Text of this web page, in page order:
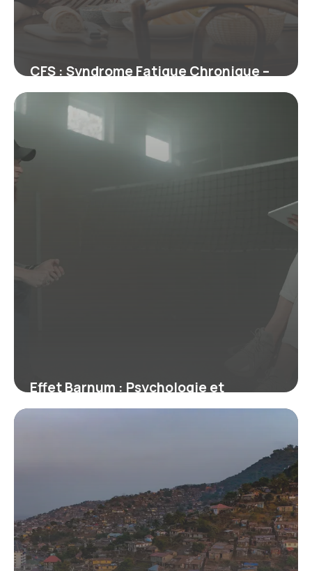
CFS : Syndrome Fatigue Chronique –
Guide
29 juin 2026
Effet Barnum : Psychologie et
Exemples